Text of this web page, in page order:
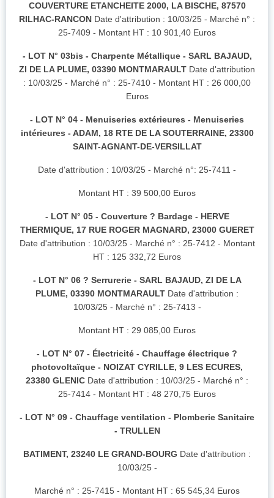
COUVERTURE ETANCHEITE 2000, LA BISCHE, 87570
RILHAC-RANCON Date d'attribution : 10/03/25 - Marché n° :
25-7409 - Montant HT : 10 901,40 Euros
- LOT N° 03bis - Charpente Métallique - SARL BAJAUD,
ZI DE LA PLUME, 03390 MONTMARAULT Date d'attribution
: 10/03/25 - Marché n° : 25-7410 - Montant HT : 26 000,00
Euros
- LOT N° 04 - Menuiseries extérieures - Menuiseries
intérieures - ADAM, 18 RTE DE LA SOUTERRAINE, 23300
SAINT-AGNANT-DE-VERSILLAT
Date d'attribution : 10/03/25 - Marché n°: 25-7411 -
Montant HT : 39 500,00 Euros
- LOT N° 05 - Couverture ? Bardage - HERVE
THERMIQUE, 17 RUE ROGER MAGNARD, 23000 GUERET
Date d'attribution : 10/03/25 - Marché n° : 25-7412 - Montant
HT : 125 332,72 Euros
- LOT N° 06 ? Serrurerie - SARL BAJAUD, ZI DE LA
PLUME, 03390 MONTMARAULT Date d'attribution :
10/03/25 - Marché n° : 25-7413 -
Montant HT : 29 085,00 Euros
- LOT N° 07 - Électricité - Chauffage électrique ?
photovoltaïque - NOIZAT CYRILLE, 9 LES ECURES,
23380 GLENIC Date d'attribution : 10/03/25 - Marché n° :
25-7414 - Montant HT : 48 270,75 Euros
- LOT N° 09 - Chauffage ventilation - Plomberie Sanitaire
- TRULLEN
BATIMENT, 23240 LE GRAND-BOURG Date d'attribution :
10/03/25 -
Marché n° : 25-7415 - Montant HT : 65 545,34 Euros